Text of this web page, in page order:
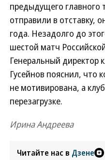
предыдущего главного
отправили в отставку,
года. Незадолго до
шестой матч
Генеральный директор
Гусейнов пояснил, что
не мотивирована, а
перезагрузке.
Ирина Андреева
Читайте нас в Дзене